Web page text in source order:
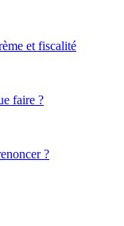
et fiscalité
faire ?
?